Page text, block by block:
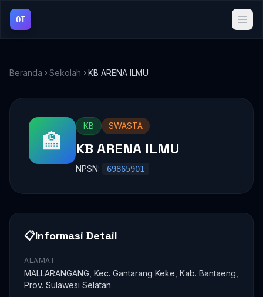
OI
Beranda Sekolah KB ARENA ILMU
🏫
KB SWASTA
KB ARENA ILMU
NPSN: 69865901
📋Informasi Detail
ALAMAT
MALLARANGANG, Kec. Gantarang Keke, Kab. Bantaeng,
Prov. Sulawesi Selatan